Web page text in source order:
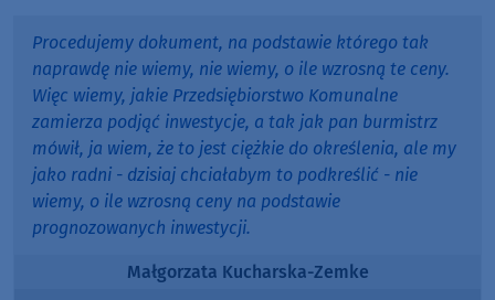
Procedujemy dokument, na podstawie którego tak
naprawdę nie wiemy, nie wiemy, o ile wzrosną te ceny.
Więc wiemy, jakie Przedsiębiorstwo Komunalne
zamierza podjąć inwestycje, a tak jak pan burmistrz
mówił, ja wiem, że to jest ciężkie do określenia, ale my
jako radni - dzisiaj chciałabym to podkreślić - nie
wiemy, o ile wzrosną ceny na podstawie
prognozowanych inwestycji.
Małgorzata Kucharska-Zemke